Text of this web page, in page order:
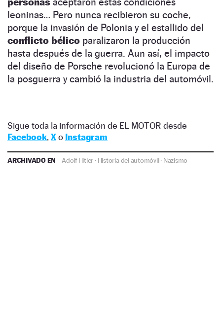
leoninas… Pero nunca recibieron su coche,
porque la invasión de Polonia y el estallido del
conflicto bélico paralizaron la producción
hasta después de la guerra. Aun así, el impacto
del diseño de Porsche revolucionó la Europa de
la posguerra y cambió la industria del automóvil.
Sigue toda la información de EL MOTOR desde
Facebook, Xo Instagram
ARCHIVADO EN Adolf Hitler · Historia del automóvil· Nazismo